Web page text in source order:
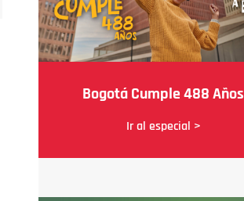
Bogotá Cumple 488 Años
Ir al especial >